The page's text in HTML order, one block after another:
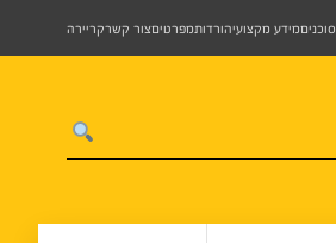
סוכניםמידע מקצועיהורדותמפרטיםצור קשרקריירה